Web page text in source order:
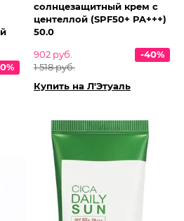
солнцезащитный крем с
центеллой (SPF50+ PA+++)
50.0
902 руб.
1 518 руб.
-40%
Купить на Л'Этуаль